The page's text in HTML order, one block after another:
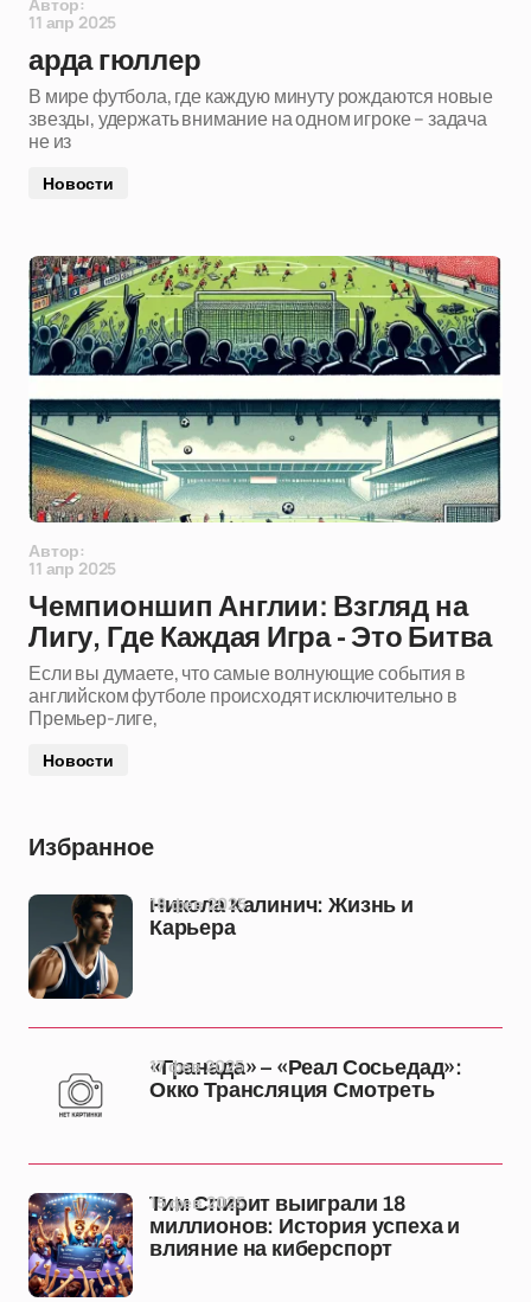
11 апр 2025
арда гюллер
В мире футбола, где каждую минуту рождаются новые
звезды, удержать внимание на одном игроке – задача
не из
Новости
Автор:
11 апр 2025
Чемпионшип Англии: Взгляд на
Лигу, Где Каждая Игра - Это Битва
Если вы думаете, что самые волнующие события в
английском футболе происходят исключительно в
Премьер-лиге,
Новости
Избранное
Никола Калинич: Жизнь и
Карьера
18 фев 2025
«Гранада» – «Реал Сосьедад»:
Окко Трансляция Смотреть
17 фев 2025
Тим Спирит выиграли 18
миллионов: История успеха и
влияние на киберспорт
15 фев 2025